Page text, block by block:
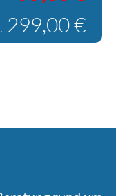
299,00 €